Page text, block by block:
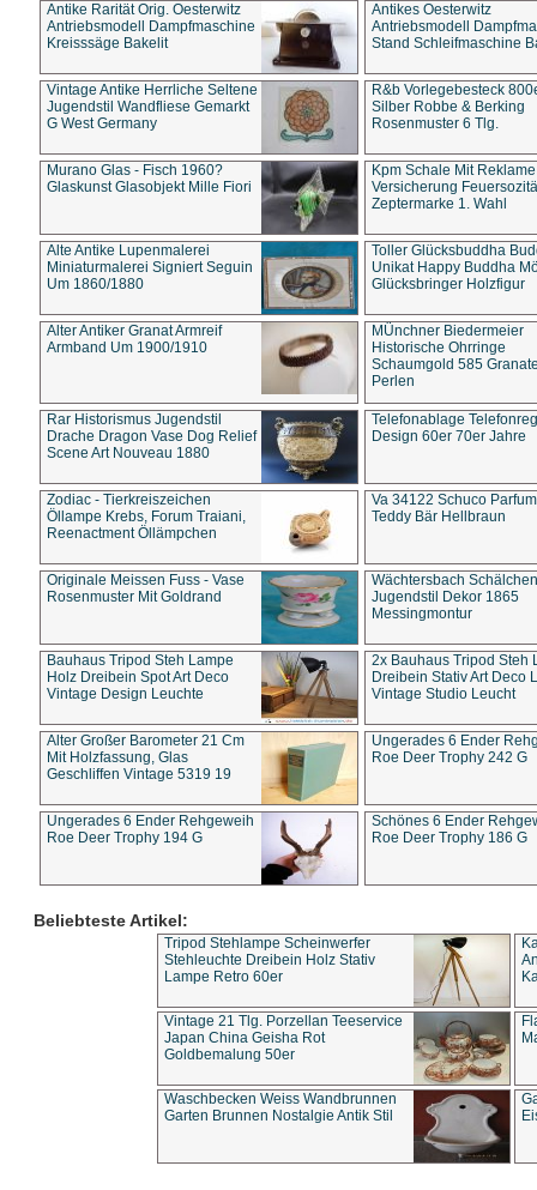
Antike Rarität Orig. Oesterwitz
Antriebsmodell Dampfmaschine
Kreisssäge Bakelit
Antikes Oesterwitz
Antriebsmodell
Stand Schleifmaschine
Vintage Antike Herrliche Seltene
Jugendstil Wandfliese Gemarkt
G West Germany
R&b Vorlegebesteck
Silber Robbe & Berking
Rosenmuster 6 Tlg.
Murano Glas - Fisch 1960?
Glaskunst Glasobjekt Mille Fiori
Kpm Schale Mit Reklame
Versicherung
Zeptermarke 1. Wahl
Alte Antike Lupenmalerei
Miniaturmalerei Signiert Seguin
Um 1860/1880
Toller Glücksbuddha
Unikat Happy Buddha
Glücksbringer Holzfigur
Alter Antiker Granat Armreif
Armband Um 1900/1910
MÜnchner Biedermeier
Historische Ohrringe
Schaumgold 585
Perlen
Rar Historismus Jugendstil
Drache Dragon Vase Dog Relief
Scene Art Nouveau 1880
Telefonablage
Design 60er 70er Jahre
Zodiac - Tierkreiszeichen
Öllampe Krebs, Forum Traiani,
Reenactment Öllämpchen
Va 34122 Schuco
Teddy Bär Hellbraun
Originale Meissen Fuss - Vase
Rosenmuster Mit Goldrand
Wächtersbach Schälchen
Jugendstil Dekor 1865
Messingmontur
Bauhaus Tripod Steh Lampe
Holz Dreibein Spot Art Deco
Vintage Design Leuchte
2x Bauhaus Tripod Steh
Dreibein Stativ Art Deco
Vintage Studio Leucht
Alter Großer Barometer 21 Cm
Mit Holzfassung, Glas
Geschliffen Vintage 5319 19
Ungerades 6 Ender
Roe Deer Trophy 242 G
Ungerades 6 Ender Rehgeweih
Roe Deer Trophy 194 G
Schönes 6 Ender
Roe Deer Trophy 186 G
Beliebteste Artikel:
Tripod Stehlampe Scheinwerfer
Stehleuchte Dreibein Holz Stativ
Lampe Retro 60er
Vintage 21 Tlg. Porzellan Teeservice
Japan China Geisha Rot
Goldbemalung 50er
Waschbecken Weiss Wandbrunnen
Garten Brunnen Nostalgie Antik Stil